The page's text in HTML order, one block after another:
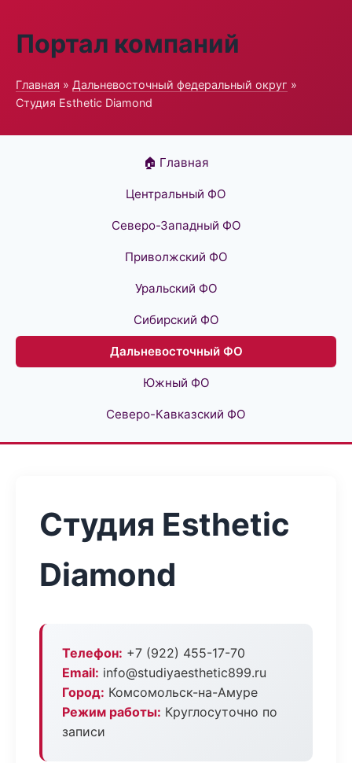
Портал компаний
Главная » Дальневосточный федеральный округ »
Студия Esthetic Diamond
🏠 Главная
Центральный ФО
Северо-Западный ФО
Приволжский ФО
Уральский ФО
Сибирский ФО
Дальневосточный ФО
Южный ФО
Северо-Кавказский ФО
Студия Esthetic
Diamond
Телефон: +7 (922) 455-17-70
Email: info@studiyaesthetic899.ru
Город: Комсомольск-на-Амуре
Режим работы: Круглосуточно по
записи